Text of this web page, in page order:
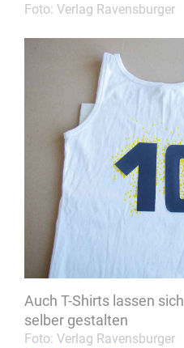
Foto: Verlag Ravensburger
Auch T-Shirts lassen
selber gestalten
Foto: Verlag Ravensburger